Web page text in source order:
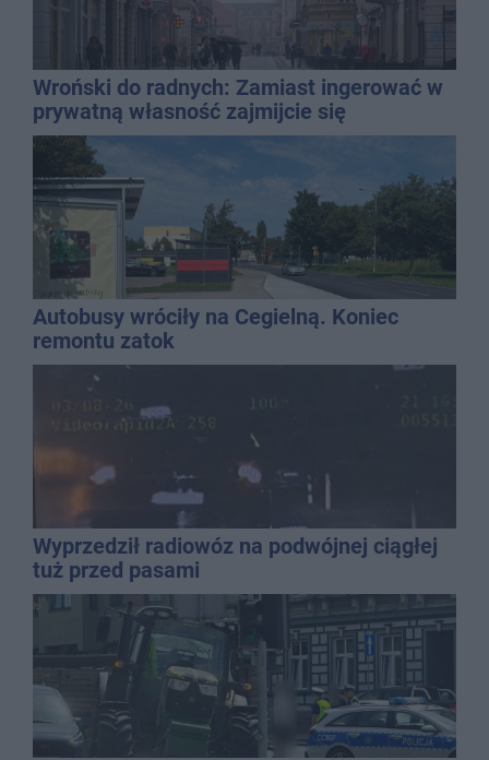
Wroński do radnych: Zamiast ingerować w
prywatną własność zajmijcie się
gospodarką
Autobusy wróciły na Cegielną. Koniec
remontu zatok
Wyprzedził radiowóz na podwójnej ciągłej
tuż przed pasami